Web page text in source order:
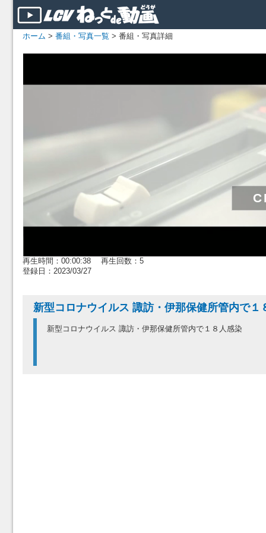
ホーム > 番組・写真一覧 > 番組・写真詳細
再生時間：00:00:38 再生回数：5
登録日：2023/03/27
新型コロナウイルス 諏訪・伊那保健所管内で１
新型コロナウイルス 諏訪・伊那保健所管内で１８人感染